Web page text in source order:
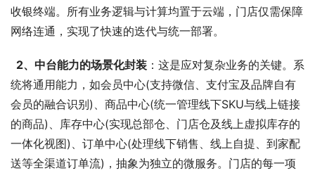
收银终端。所有业务逻辑与计算均置于云端，门店仅需保障
网络连通，实现了快速的迭代与统一部署。
2、中台能力的场景化封装 ：这是应对复杂业务的关键。系
统将通用能力，如会员中心(支持微信、支付宝及品牌自有
会员的融合识别)、商品中心(统一管理线下SKU与线上链接
的商品)、库存中心(实现总部仓、门店仓及线上虚拟库存的
一体化视图)、订单中心(处理线下销售、线上自提、到家配
送等全渠道订单流)，抽象为独立的微服务。门店的每一项
可以介绍下你们的产品么